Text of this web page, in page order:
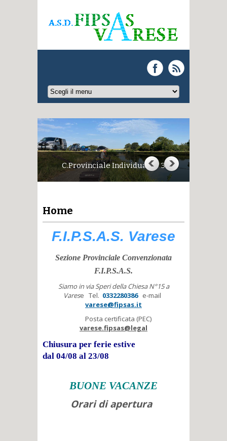
C.Provinciale Individuale - 3
Home
F.I.P.S.A.S. Varese
Sezione Provinciale Convenzionata
F.I.P.S.A.S.
Siamo in via Speri della Chiesa N°15 a
Varese Tel. 0332280386 e-mail
varese@fipsas.it
Posta certificata (PEC)
varese.fipsas@legal
Chiusura per ferie estive
dal 04/08 al 23/08
BUONE VACANZE
Orari di apertura